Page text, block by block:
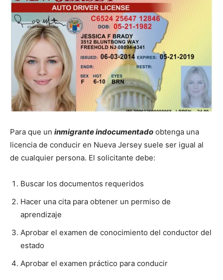
Para que un inmigrante indocumentado obtenga una
licencia de conducir en Nueva Jersey suele ser igual al
de cualquier persona. El solicitante debe:
Buscar los documentos requeridos
Hacer una cita para obtener un permiso de
aprendizaje
Aprobar el examen de conocimiento del conductor del
estado
Aprobar el examen práctico para conducir